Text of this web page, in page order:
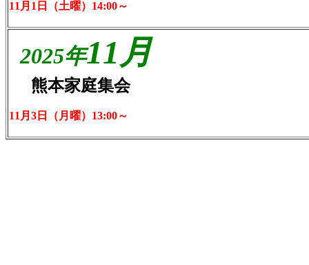
11月1日（土曜）14:00～
2025年11月
熊本家庭集会
11月3日（月曜）13:00～